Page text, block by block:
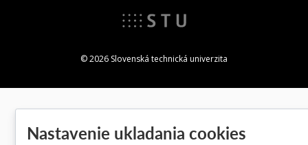
© 2026 Slovenská technická univerzita
Nastavenie ukladania cookies